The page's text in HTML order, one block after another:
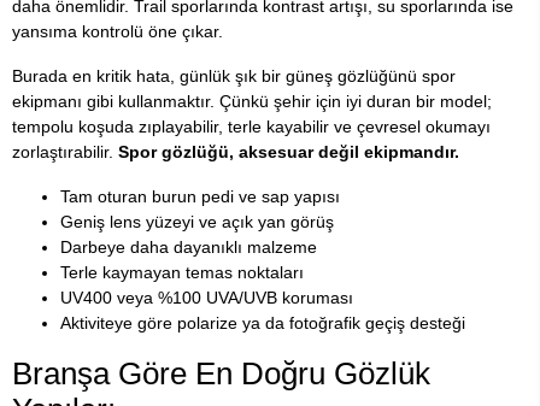
daha önemlidir. Trail sporlarında kontrast artışı, su sporlarında ise
yansıma kontrolü öne çıkar.
Burada en kritik hata, günlük şık bir güneş gözlüğünü spor
ekipmanı gibi kullanmaktır. Çünkü şehir için iyi duran bir model;
tempolu koşuda zıplayabilir, terle kayabilir ve çevresel okumayı
zorlaştırabilir. Spor gözlüğü, aksesuar değil ekipmandır.
Tam oturan burun pedi ve sap yapısı
Geniş lens yüzeyi ve açık yan görüş
Darbeye daha dayanıklı malzeme
Terle kaymayan temas noktaları
UV400 veya %100 UVA/UVB koruması
Aktiviteye göre polarize ya da fotoğrafik geçiş desteği
Branşa Göre En Doğru Gözlük